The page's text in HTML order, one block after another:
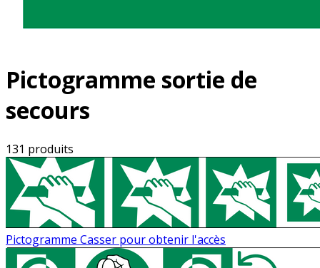
Pictogramme sortie de
secours
131 produits
Pictogramme Casser pour obtenir l'accès